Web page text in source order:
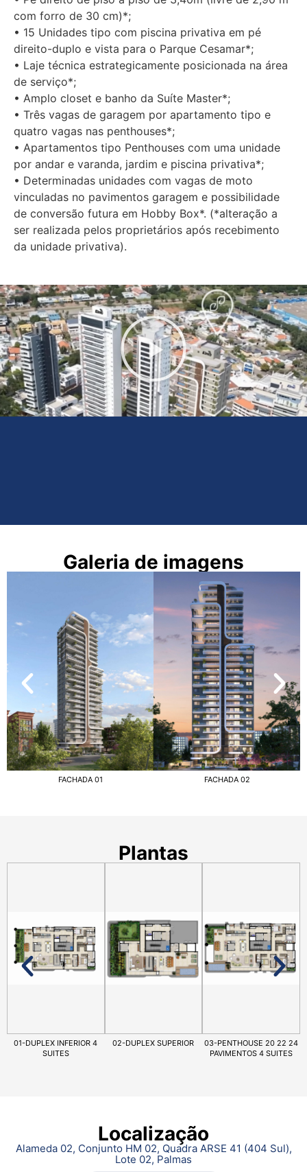
com forro de 30 cm)*;
• 15 Unidades tipo com piscina privativa em pé
direito-duplo e vista para o Parque Cesamar*;
• Laje técnica estrategicamente posicionada na área
de serviço*;
• Amplo closet e banho da Suíte Master*;
• Três vagas de garagem por apartamento tipo e
quatro vagas nas penthouses*;
• Apartamentos tipo Penthouses com uma unidade
por andar e varanda, jardim e piscina privativa*;
• Determinadas unidades com vagas de moto
vinculadas no pavimentos garagem e possibilidade
de conversão futura em Hobby Box*. (*alteração a
ser realizada pelos proprietários após recebimento
da unidade privativa).
Galeria de imagens
FACHADA 01 FACHADA 02
Plantas
01-DUPLEX INFERIOR 4
SUITES
02-DUPLEX SUPERIOR
03-PENTHOUSE 20 22 24
PAVIMENTOS 4 SUITES
Localização
Alameda 02, Conjunto HM 02, Quadra ARSE 41 (404 Sul),
Lote 02, Palmas